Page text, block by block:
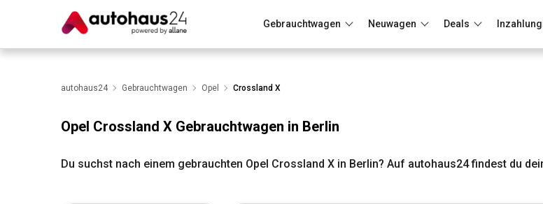
Gebrauchtwagen Neuwagen Deals
Wir bewerten dein AutoRund um die Inzahlungnahme
autohaus24 Gebrauchtwagen Opel Crossland X
Opel Crossland X Gebrauchtwagen in Berlin
Du suchst nach einem gebrauchten Opel Crossland X in Berlin? Auf autohaus24 findest du